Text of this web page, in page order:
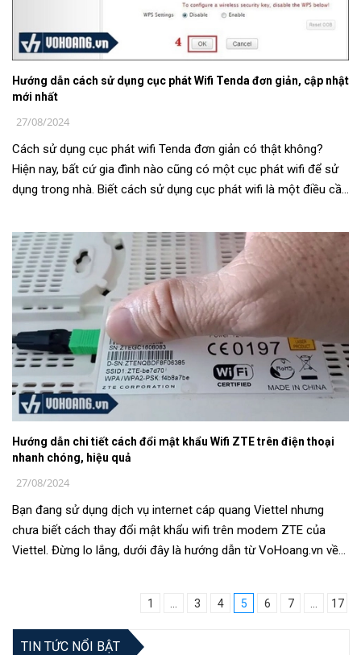
Hướng dẫn cách sử dụng cục phát Wifi Tenda đơn giản, cập nhật
mới nhất
27/08/2024
Cách sử dụng cục phát wifi Tenda đơn giản có thật không?
Hiện nay, bất cứ gia đình nào cũng có một cục phát wifi để sử
dụng trong nhà. Biết cách sử dụng cục phát wifi là một điều cần
Hướng dẫn chi tiết cách đổi mật khẩu Wifi ZTE trên điện thoại
nhanh chóng, hiệu quả
27/08/2024
Bạn đang sử dụng dịch vụ internet cáp quang Viettel nhưng
chưa biết cách thay đổi mật khẩu wifi trên modem ZTE của
Viettel. Đừng lo lắng, dưới đây là hướng dẫn từ VoHoang.vn về
1 3 4 5 6 7 17
TIN TỨC NỔI BẬT